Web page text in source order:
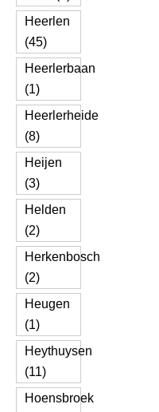
Heerlen
(45)
Heerlerbaan
(1)
Heerlerheide
(8)
Heijen
(3)
Helden
(2)
Herkenbosch
(2)
Heugen
(1)
Heythuysen
(11)
Hoensbroek